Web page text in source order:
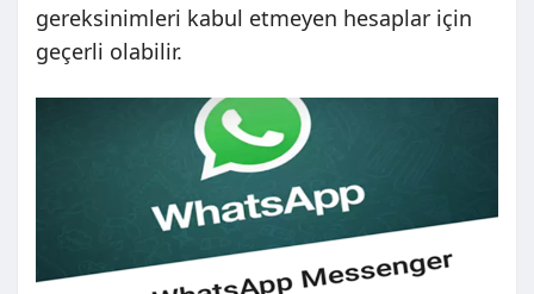
gereksinimleri kabul etmeyen hesaplar için
geçerli olabilir.